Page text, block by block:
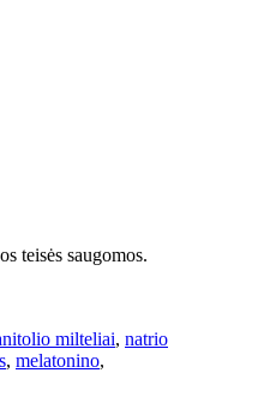
teisės saugomos.
milteliai, natrio
, melatonino,